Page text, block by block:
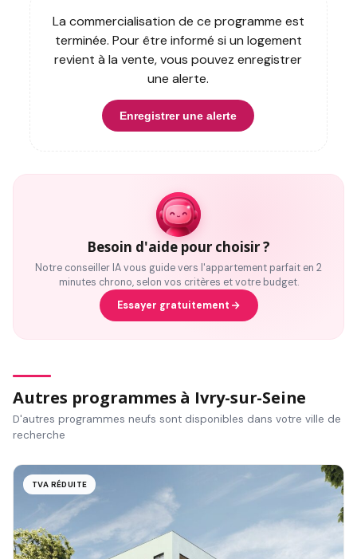
La commercialisation de ce programme est
terminée. Pour être informé si un logement
revient à la vente, vous pouvez enregistrer
une alerte.
Enregistrer une alerte
Besoin d'aide pour choisir ?
Notre conseiller IA vous guide vers l'appartement parfait en 2
minutes chrono, selon vos critères et votre budget.
Essayer gratuitement
Autres programmes à Ivry-sur-Seine
D'autres programmes neufs sont disponibles dans votre ville de
recherche
TVA RÉDUITE